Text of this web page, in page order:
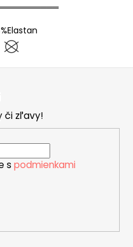
či zľavy!
s podmienkami